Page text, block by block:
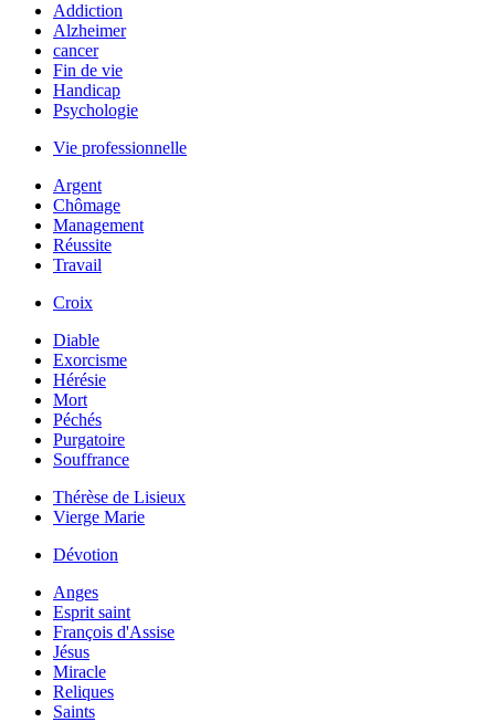
Addiction
Alzheimer
cancer
Fin de vie
Handicap
Psychologie
Vie professionnelle
Argent
Chômage
Management
Réussite
Travail
Croix
Diable
Exorcisme
Hérésie
Mort
Péchés
Purgatoire
Souffrance
Thérèse de Lisieux
Vierge Marie
Dévotion
Anges
Esprit saint
François d'Assise
Jésus
Miracle
Reliques
Saints